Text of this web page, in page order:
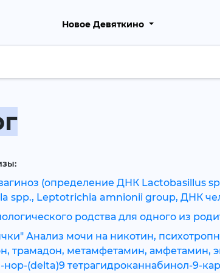
Новое Девяткино
(определение ДНК Lactobasillus
spp., Leptotrichia amnionii group, ДНК
родства для одного из
Анализ мочи на никотин,
трамадон, метамфетамин, амфетамин,
нор-(delta)9 тетрагидроканнабинол-9-